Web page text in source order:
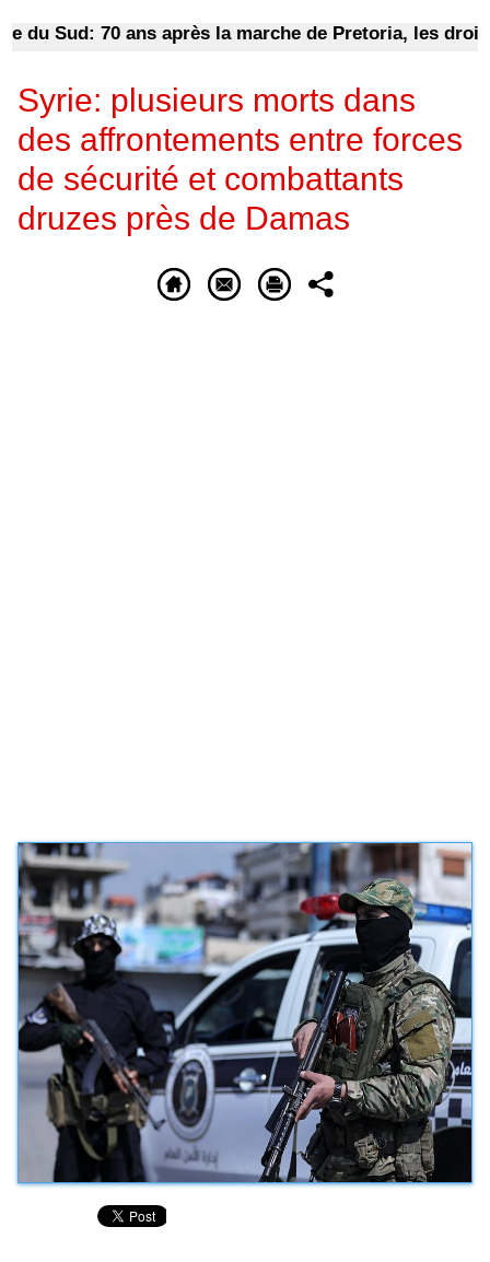
Sud: 70 ans après la marche de Pretoria, les droits
Syrie: plusieurs morts dans
des affrontements entre forces
de sécurité et combattants
druzes près de Damas